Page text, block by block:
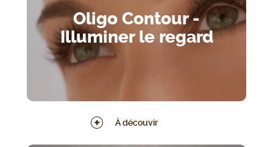
Oligo Contour -
Illuminer le regard
À découvir